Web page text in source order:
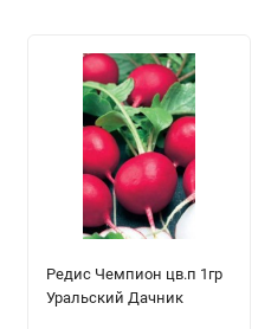
Редис Чемпион цв.п 1гр
Уральский Дачник